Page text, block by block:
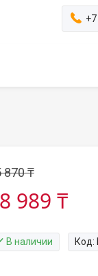
870 ₸
989 ₸
В наличии Код: